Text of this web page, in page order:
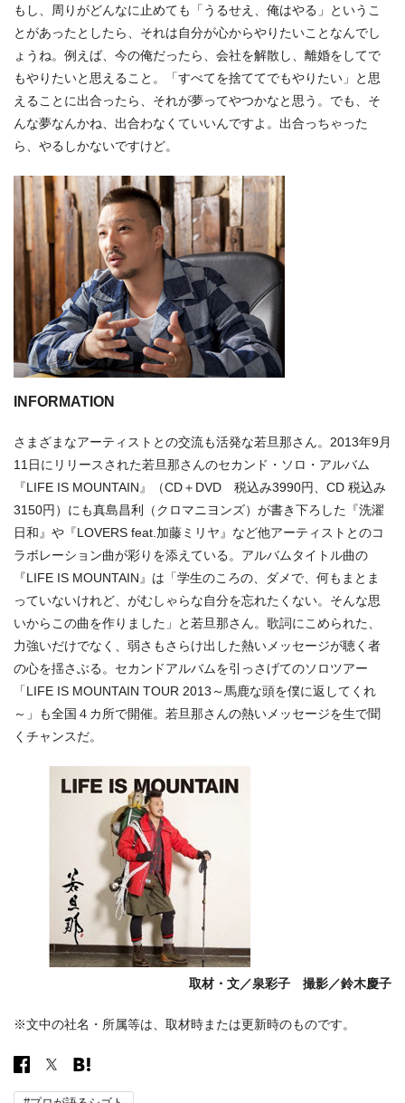
もし、周りがどんなに止めても「うるせえ、俺はやる」というこ
とがあったとしたら、それは自分が心からやりたいことなんでし
ょうね。例えば、今の俺だったら、会社を解散し、離婚をしてで
もやりたいと思えること。「すべてを捨ててでもやりたい」と思
えることに出合ったら、それが夢ってやつかなと思う。でも、そ
んな夢なんかね、出合わなくていいんですよ。出合っちゃった
ら、やるしかないですけど。
INFORMATION
さまざまなアーティストとの交流も活発な若旦那さん。2013年9月
11日にリリースされた若旦那さんのセカンド・ソロ・アルバム
『LIFE IS MOUNTAIN』（CD＋DVD 税込み3990円、CD 税込み
3150円）にも真島昌利（クロマニヨンズ）が書き下ろした『洗濯
日和』や『LOVERS feat.加藤ミリヤ』など他アーティストとのコ
ラボレーション曲が彩りを添えている。アルバムタイトル曲の
『LIFE IS MOUNTAIN』は「学生のころの、ダメで、何もまとま
っていないけれど、がむしゃらな自分を忘れたくない。そんな思
いからこの曲を作りました」と若旦那さん。歌詞にこめられた、
力強いだけでなく、弱さもさらけ出した熱いメッセージが聴く者
の心を揺さぶる。セカンドアルバムを引っさげてのソロツアー
「LIFE IS MOUNTAIN TOUR 2013～馬鹿な頭を僕に返してくれ
～」も全国４カ所で開催。若旦那さんの熱いメッセージを生で聞
くチャンスだ。
取材・文／泉彩子 撮影／鈴木慶子
※文中の社名・所属等は、取材時または更新時のものです。